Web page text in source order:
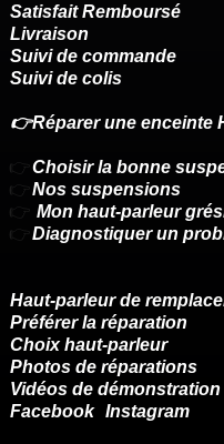
Satisfait Remboursé
Livraison
Suivi de commande
Suivi de colis
👉Réparer une enceinte
👉 Choisir la bonne
👉 Nos suspensions
👉 Mon haut-parleur
👉 Diagnostiquer un
Haut-parleur de
Préférer la réparation
Choix haut-parleur
Photos de réparations
Vidéos de démonstration
Facebook Instagram